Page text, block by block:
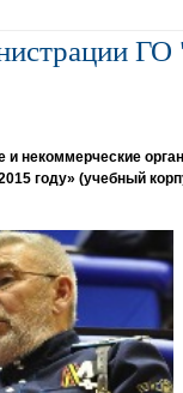
ГО
году» (учебный